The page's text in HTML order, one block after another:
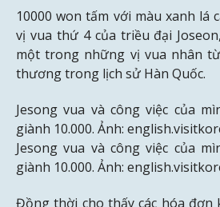
10000 won tấm với màu xanh lá
vị vua thứ 4 của triều đại
một trong những vị vua nhân
thương trong lịch sử Hàn Quốc.
Jesong vua và công việc của
giành 10.000. Ảnh:
Jesong vua và công việc của
giành 10.000. Ảnh:
Đồng thời cho thấy các hóa đơn